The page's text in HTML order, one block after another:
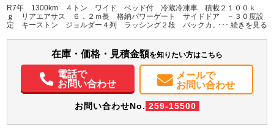
埼玉県
W:2,260
H:2,130
W:2,480
H:3,400
無
パワステ パワーウィンドウ ABS エアバッグ
集中ドアロック
電動格納ミラー
バックモニター
R7年 1300km ４トン ワイド ベッド付 冷蔵冷凍車 積載２１００ｋ
ｇ リアエアサス ６．２ｍ長 格納パワーゲート サイドドア －３０度設
定 キーストン ジョルダー４列 ラッシング２段 バックカメラ 東プレ
ＭＴ！ 車検Ｒ９年６月迄 低温
在庫・価格・見積金額を知りたい方はこちら
電話で
お問い合わせ
メールで
お問い合わせ
お問い合わせNo. 259-15500